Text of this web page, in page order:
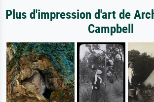
Plus d'impression d'art de
Campbell